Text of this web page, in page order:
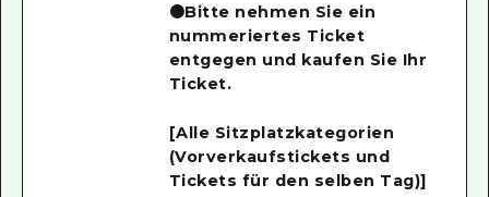
●Bitte nehmen Sie ein
nummeriertes Ticket
entgegen und kaufen Sie Ihr
Ticket.
[Alle Sitzplatzkategorien
(Vorverkaufstickets und
Tickets für den selben Tag)]